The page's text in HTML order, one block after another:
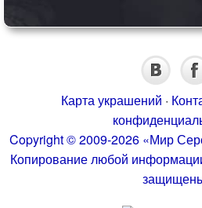
Карта украшений ·
Copyright © 2009-2026 «Мир
Копирование любой